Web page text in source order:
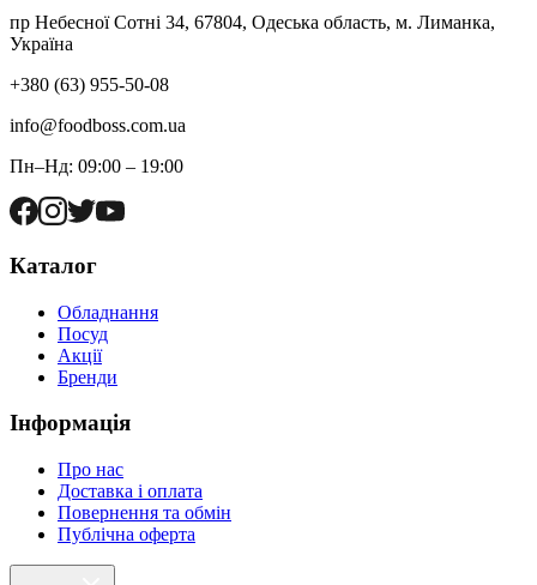
пр Небесної Сотні 34, 67804, Одеська область, м. Лиманка,
Україна
+380 (63) 955-50-08
info@foodboss.com.ua
Пн–Нд: 09:00 – 19:00
Каталог
Обладнання
Посуд
Акції
Бренди
Інформація
Про нас
Доставка і оплата
Повернення та обмін
Публічна оферта